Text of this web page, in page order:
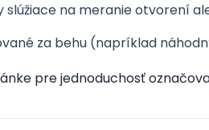
slúžiace na meranie otvorení
za behu (napríklad
pre jednoduchosť